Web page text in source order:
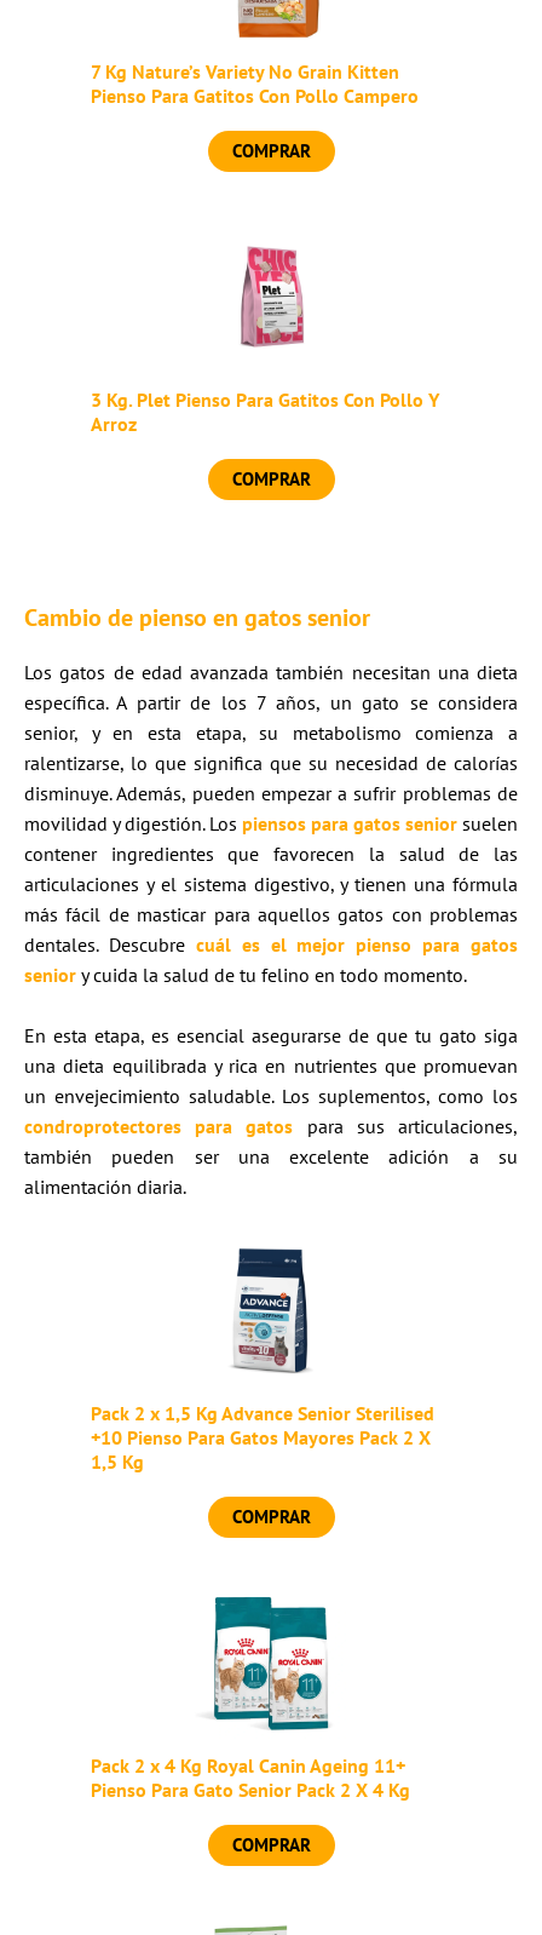
7 Kg Nature’s Variety No Grain Kitten
Pienso Para Gatitos Con Pollo Campero
COMPRAR
3 Kg. Plet Pienso Para Gatitos Con Pollo Y
Arroz
COMPRAR
Cambio de pienso en gatos senior
Los gatos de edad avanzada también necesitan una dieta
específica. A partir de los 7 años, un gato se considera
senior, y en esta etapa, su metabolismo comienza a
ralentizarse, lo que significa que su necesidad de calorías
disminuye. Además, pueden empezar a sufrir problemas de
movilidad y digestión. Los piensos para gatos senior suelen
contener ingredientes que favorecen la salud de las
articulaciones y el sistema digestivo, y tienen una fórmula
más fácil de masticar para aquellos gatos con problemas
dentales. Descubre cuál es el mejor pienso para gatos
senior y cuida la salud de tu felino en todo momento.
En esta etapa, es esencial asegurarse de que tu gato siga
una dieta equilibrada y rica en nutrientes que promuevan
un envejecimiento saludable. Los suplementos, como los
condroprotectores para gatos para sus articulaciones,
también pueden ser una excelente adición a su
alimentación diaria.
Pack 2 x 1,5 Kg Advance Senior Sterilised
+10 Pienso Para Gatos Mayores Pack 2 X
1,5 Kg
COMPRAR
Pack 2 x 4 Kg Royal Canin Ageing 11+
Pienso Para Gato Senior Pack 2 X 4 Kg
COMPRAR